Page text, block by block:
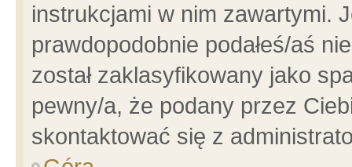
instrukcjami w nim zawartymi.
prawdopodobnie podałeś/aś
został zaklasyfikowany jako
pewny/a, że podany przez
skontaktować się z